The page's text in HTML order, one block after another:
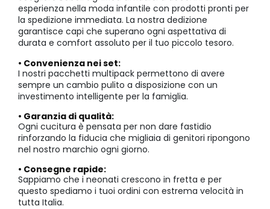
esperienza nella moda infantile con prodotti pronti per
la spedizione immediata. La nostra dedizione
garantisce capi che superano ogni aspettativa di
durata e comfort assoluto per il tuo piccolo tesoro.
• Convenienza nei set:
I nostri pacchetti multipack permettono di avere
sempre un cambio pulito a disposizione con un
investimento intelligente per la famiglia.
• Garanzia di qualità:
Ogni cucitura è pensata per non dare fastidio
rinforzando la fiducia che migliaia di genitori ripongono
nel nostro marchio ogni giorno.
• Consegne rapide:
Sappiamo che i neonati crescono in fretta e per
questo spediamo i tuoi ordini con estrema velocità in
tutta Italia.